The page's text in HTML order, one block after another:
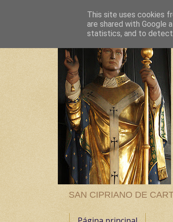
SAN CIPRIANO DE
This site uses cookies
are shared with Google
statistics, and to detect